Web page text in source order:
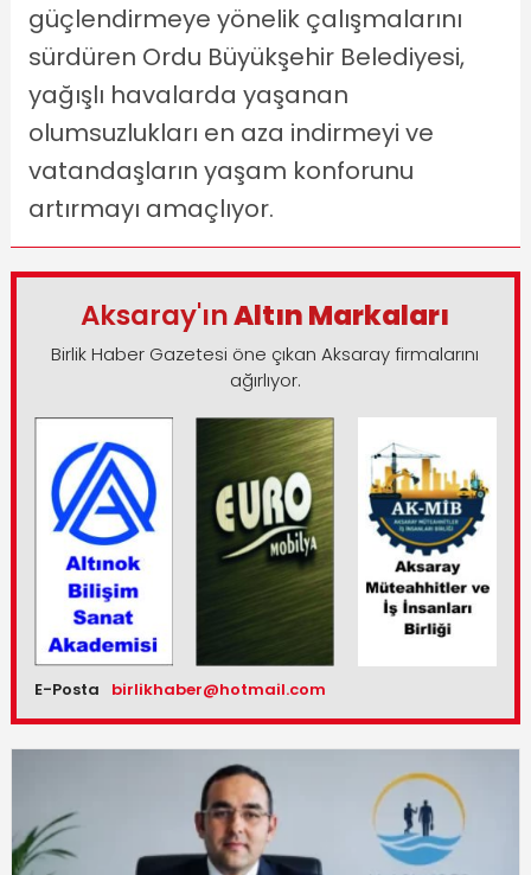
güçlendirmeye yönelik çalışmalarını
sürdüren Ordu Büyükşehir Belediyesi,
yağışlı havalarda yaşanan
olumsuzlukları en aza indirmeyi ve
vatandaşların yaşam konforunu
artırmayı amaçlıyor.
Aksaray'ınAltın Markaları
Birlik Haber Gazetesi öne çıkan Aksaray firmalarını
ağırlıyor.
E-Posta birlikhaber@hotmail.com